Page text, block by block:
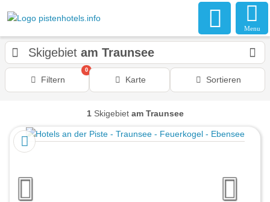
Menu
Skigebiet am Traunsee
Filtern
0
Karte Sortieren
1Skigebiet am Traunsee